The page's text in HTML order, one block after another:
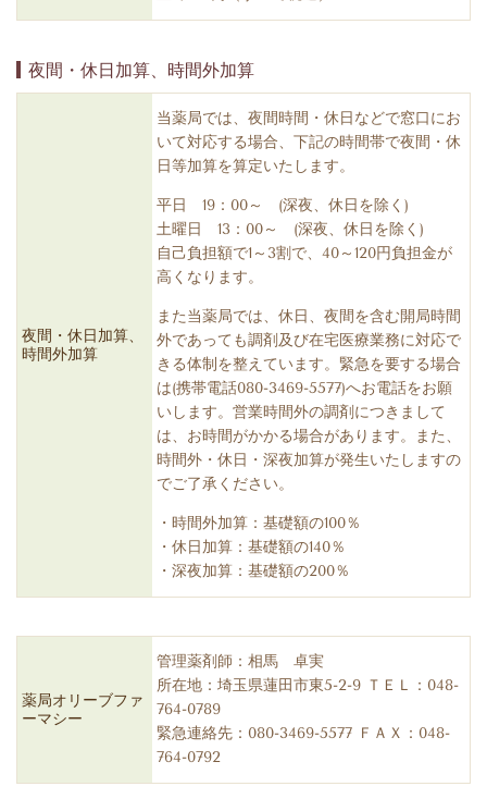
夜間・休日加算、時間外加算
夜間・休日加算、
時間外加算
当薬局では、夜間時間・休日などで窓口にお
いて対応する場合、下記の時間帯で夜間・休
日等加算を算定いたします。
平日 19：00～ (深夜、休日を除く)
土曜日 13：00～ (深夜、休日を除く)
自己負担額で1～3割で、40～120円負担金が
高くなります。
また当薬局では、休日、夜間を含む開局時間
外であっても調剤及び在宅医療業務に対応で
きる体制を整えています。緊急を要する場合
は(携帯電話080-3469-5577)へお電話をお願
いします。営業時間外の調剤につきまして
は、お時間がかかる場合があります。また、
時間外・休日・深夜加算が発生いたしますの
でご了承ください。
・時間外加算：基礎額の100％
・休日加算：基礎額の140％
・深夜加算：基礎額の200％
薬局オリーブファ
ーマシー
管理薬剤師：相馬 卓実
所在地：埼玉県蓮田市東5-2-9 ＴＥＬ：048-
764-0789
緊急連絡先：080-3469-5577 ＦＡＸ：048-
764-0792